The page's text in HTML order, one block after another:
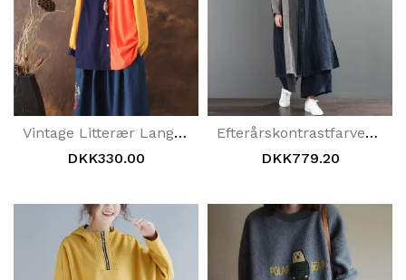
Vintage Litterær Langærmet Løs Stribe Skjorte
DKK330.00
Efterårskontrastfarvesyning Løs Splitskjorte + Bukser Med Brede Ben
DKK779.20